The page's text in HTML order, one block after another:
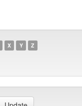
X Y Z